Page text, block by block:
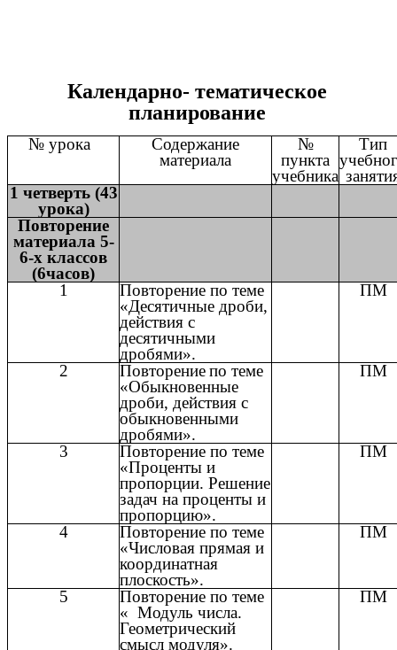
Календарно- тематическое
планирование
№ урока
Содержание
материала
№
пункта
учебника
Тип
1 четверть (43
урока)
Повторение
материала 5-
6-х классов
(6часов)
1
Повторение по теме
«Десятичные дроби,
действия с
десятичными
дробями».
ПМ
2 Повторениепо теме
«Обыкновенные
дроби, действия с
обыкновенными
дробями».
ПМ
3
Повторение по теме
«Проценты и
пропорции. Решение
задач на проценты и
пропорцию».
ПМ
4
Повторение по теме
«Числовая прямая и
координатная
плоскость».
ПМ
5
Повторение по теме
« Модуль числа.
Геометрический
смысл модуля».
ПМ